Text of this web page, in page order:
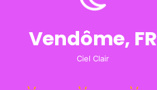
Vendôme, FR
Ciel Clair